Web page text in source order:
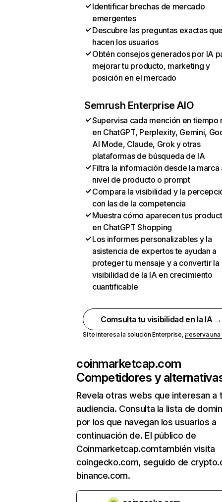
Identificar brechas de mercado
emergentes
Descubre las preguntas exactas
hacen los usuarios
Obtén consejos generados por IA
mejorar tu producto, marketing y
posición en el mercado
Semrush Enterprise AIO
Supervisa cada mención en tiempo
en ChatGPT, Perplexity, Gemini,
AI Mode, Claude, Grok y otras
plataformas de búsqueda de IA
Filtra la información desde la marca
nivel de producto o prompt
Compara la visibilidad y la
con las de la competencia
Muestra cómo aparecen tus
en ChatGPT Shopping
Los informes personalizables y la
asistencia de expertos te ayudan a
proteger tu mensaje y a convertir la
visibilidad de la IA en crecimiento
cuantificable
Comsulta tu visibilidad en la IA →
Si te interesa la solución Enterprise,¡reserva
coinmarketcap.com
Competidores y
Revela otras webs que interesan a
audiencia. Consulta la lista de
por los que navegan los usuarios a
continuación de. El público de
Coinmarketcap.comtambién visita
coingecko.com, seguido de
binance.com.